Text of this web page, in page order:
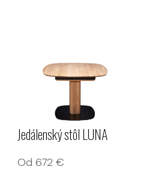
Jedálenský stôl LUNA
Od 672 €